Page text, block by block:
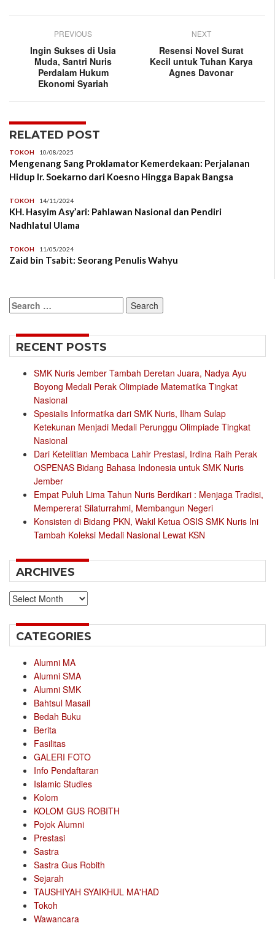
PREVIOUS
Ingin Sukses di Usia
Muda, Santri Nuris
Perdalam Hukum
Ekonomi Syariah
NEXT
Resensi Novel Surat
Kecil untuk Tuhan Karya
Agnes Davonar
RELATED POST
TOKOH 10/08/2025
Mengenang Sang Proklamator Kemerdekaan: Perjalanan
Hidup Ir. Soekarno dari Koesno Hingga Bapak Bangsa
TOKOH 14/11/2024
KH. Hasyim Asy’ari: Pahlawan Nasional dan Pendiri
Nadhlatul Ulama
TOKOH 11/05/2024
Zaid bin Tsabit: Seorang Penulis Wahyu
Search
for:
RECENT POSTS
SMK Nuris Jember Tambah Deretan Juara, Nadya Ayu
Boyong Medali Perak Olimpiade Matematika Tingkat
Nasional
Spesialis Informatika dari SMK Nuris, Ilham Sulap
Ketekunan Menjadi Medali Perunggu Olimpiade Tingkat
Nasional
Dari Ketelitian Membaca Lahir Prestasi, Irdina Raih Perak
OSPENAS Bidang Bahasa Indonesia untuk SMK Nuris
Jember
Empat Puluh Lima Tahun Nuris Berdikari : Menjaga Tradisi,
Mempererat Silaturrahmi, Membangun Negeri
Konsisten di Bidang PKN, Wakil Ketua OSIS SMK Nuris Ini
Tambah Koleksi Medali Nasional Lewat KSN
ARCHIVES
Archives
CATEGORIES
Alumni MA
Alumni SMA
Alumni SMK
Bahtsul Masail
Bedah Buku
Berita
Fasilitas
GALERI FOTO
Info Pendaftaran
Islamic Studies
Kolom
KOLOM GUS ROBITH
Pojok Alumni
Prestasi
Sastra
Sastra Gus Robith
Sejarah
TAUSHIYAH SYAIKHUL MA'HAD
Tokoh
Wawancara